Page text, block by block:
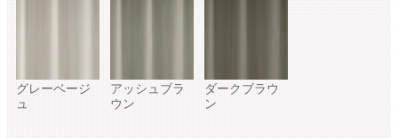
グレーベージ
ュ
アッシュブラ
ウン
ダークブラウ
ン